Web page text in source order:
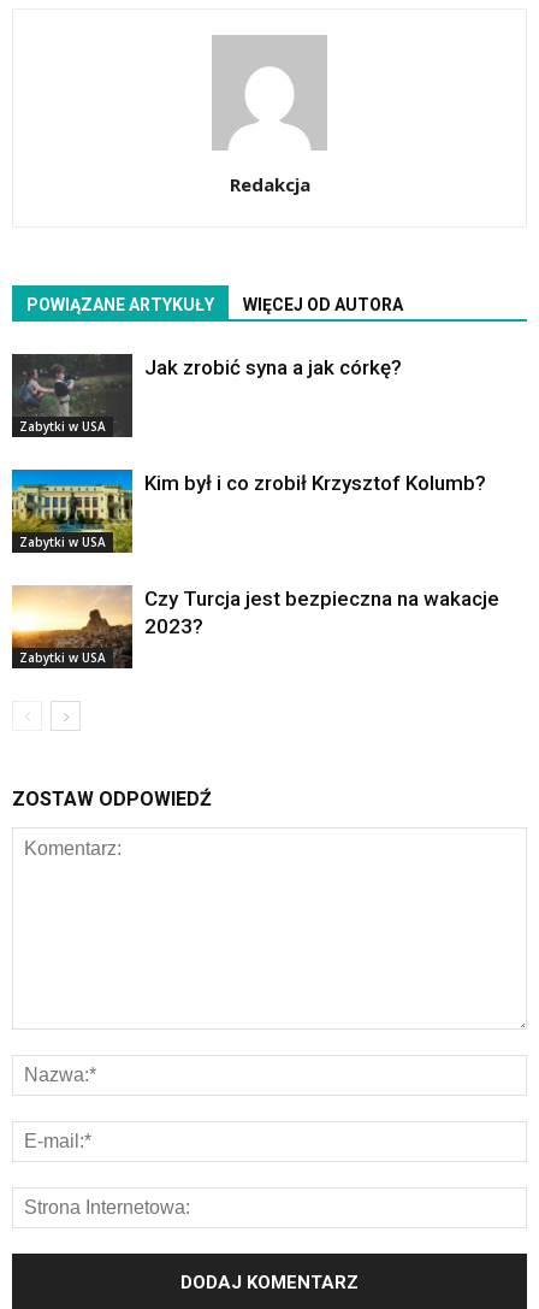
Redakcja
POWIĄZANE ARTYKUŁY WIĘCEJ OD AUTORA
Zabytki w USA
Jak zrobić syna a jak córkę?
Zabytki w USA
Kim był i co zrobił Krzysztof Kolumb?
Zabytki w USA
Czy Turcja jest bezpieczna na wakacje
2023?
ZOSTAW ODPOWIEDŹ